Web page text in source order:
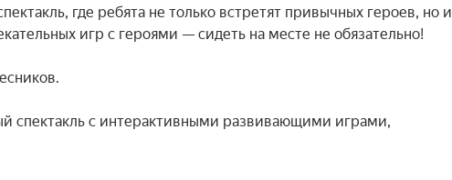
где ребята не только встретят привычных героев, но и
игр с героями — сидеть на месте не обязательно!
спектакль с интерактивными развивающими играми,